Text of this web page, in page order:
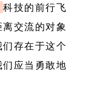
科技的前行飞
交流的对象
存在于这个
应当勇敢地